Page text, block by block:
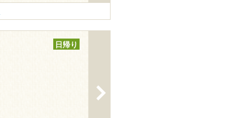
日帰り